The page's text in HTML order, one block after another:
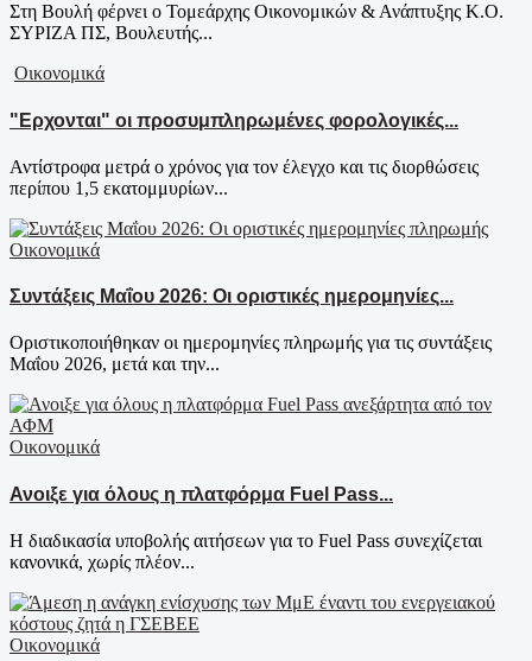
Στη Βουλή φέρνει ο Τομεάρχης Οικονομικών & Ανάπτυξης Κ.Ο.
ΣΥΡΙΖΑ ΠΣ, Βουλευτής...
Οικονομικά
"Ερχονται" οι προσυμπληρωμένες φορολογικές...
Αντίστροφα μετρά ο χρόνος για τον έλεγχο και τις διορθώσεις
περίπου 1,5 εκατομμυρίων...
Οικονομικά
Συντάξεις Μαΐου 2026: Οι οριστικές ημερομηνίες...
Οριστικοποιήθηκαν οι ημερομηνίες πληρωμής για τις συντάξεις
Μαΐου 2026, μετά και την...
Οικονομικά
Ανοιξε για όλους η πλατφόρμα Fuel Pass...
Η διαδικασία υποβολής αιτήσεων για το Fuel Pass συνεχίζεται
κανονικά, χωρίς πλέον...
Οικονομικά